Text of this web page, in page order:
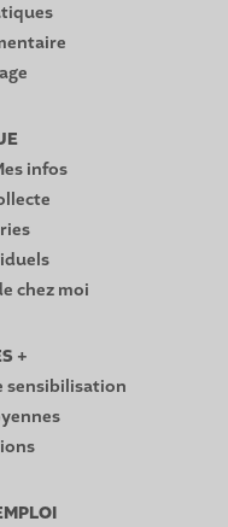
infos
chez moi
+
sensibilisation